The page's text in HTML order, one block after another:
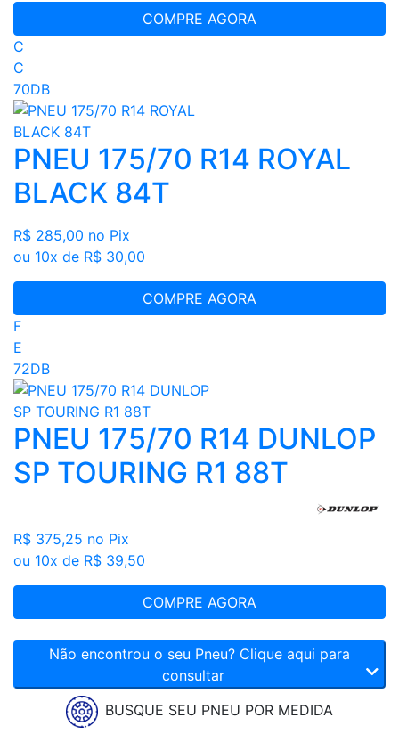
COMPRE AGORA
C
C
70DB
PNEU 175/70 R14 ROYAL
BLACK 84T
R$ 285,00 no Pix
ou 10x de R$ 30,00
COMPRE AGORA
F
E
72DB
PNEU 175/70 R14 DUNLOP
SP TOURING R1 88T
R$ 375,25 no Pix
ou 10x de R$ 39,50
COMPRE AGORA
Não encontrou o seu Pneu? Clique aqui para
consultar
BUSQUE SEU PNEU POR MEDIDA